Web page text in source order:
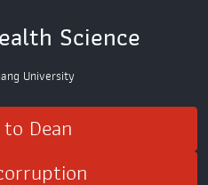
Science
University
Dean